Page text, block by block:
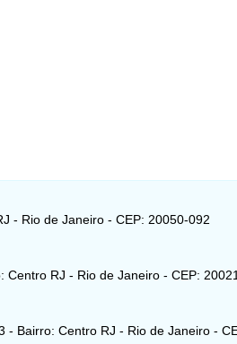
- Rio de Janeiro - CEP: 20050-092
Centro RJ - Rio de Janeiro - CEP:
- Bairro: Centro RJ - Rio de Janeiro -